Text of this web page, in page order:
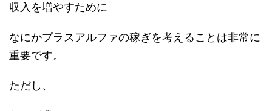
収入を増やすために
なにかプラスアルファの稼ぎを考えることは非常に
重要です。
ただし、